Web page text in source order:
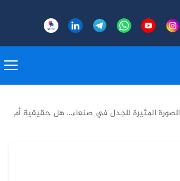
الصورة المثيرة للجدل في صنعاء... هل حقيقية أم